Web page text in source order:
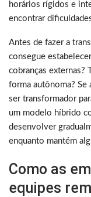
horários rígidos e
encontrar
Antes de fazer a
consegue
cobranças externas?
forma autônoma?
ser transformador
um modelo híbrido
desenvolver
enquanto mantém
Como as
equipes